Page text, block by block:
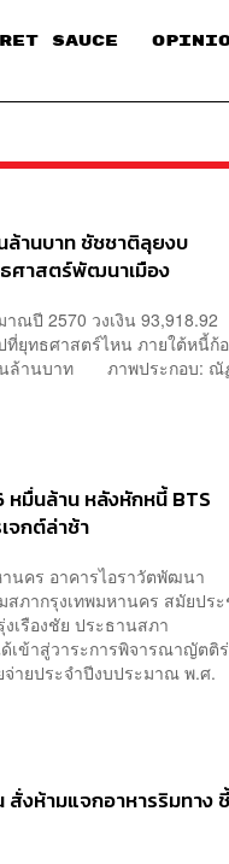
SAUCE​
ล้านบาท ชัชชาติลุยงบ
ศาสตร์พัฒนาเมือง
ณปี 2570 วงเงิน 93,918.92
ที่ยุทธศาสตร์ไหน ภายใต้หนี้ก้
พันล้านบาท ภาพประกอบ: ณั
หมื่นล้าน หลังหักหนี้ BTS
จกต์ล่าช้า
นคร อาคารไอราวัตพัฒนา
ภากรุงเทพมหานคร สมัยปร
เรืองชัย ประธานสภา
เข้าสู่วาระการพิจารณาญัตติ
ายประจำปีงบประมาณ พ.ศ.
สั่งห้ามแจกอาหารริมทาง ชี้